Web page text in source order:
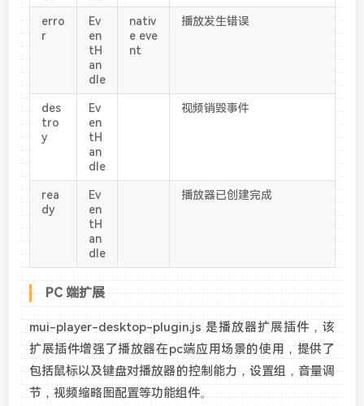
erro
r
Ev
en
tH
an
dle
nativ
e eve
nt
播放发生错误
des
tro
y
Ev
en
tH
an
dle
视频销毁事件
rea
dy
Ev
en
tH
an
dle
播放器已创建完成
PC 端扩展
mui-player-desktop-plugin.js 是播放器扩展插件，该
扩展插件增强了播放器在pc端应用场景的使用，提供了
包括鼠标以及键盘对播放器的控制能力，设置组，音量调
节，视频缩略图配置等功能组件。